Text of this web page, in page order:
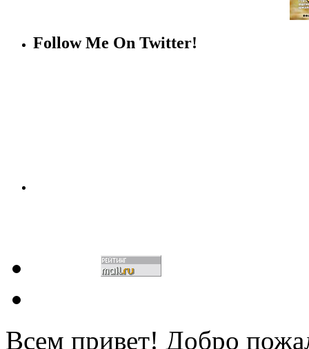
Follow Me On Twitter!
Всем привет! Добро